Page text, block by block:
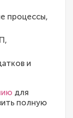
процессы,
и
для
полную